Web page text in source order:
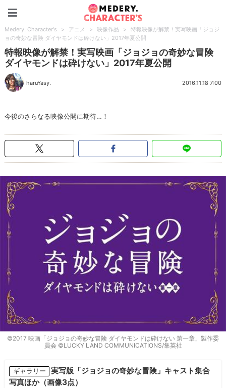
Medery. Character's > アニメ > 映像作品 >
特報映像が解禁！実写映画「ジョジ
ョの奇妙な冒険 ダイヤモンドは砕けない」2017年夏公開
特報映像が解禁！実写映画「ジョジョの奇妙な冒険
ダイヤモンドは砕けない」2017年夏公開
haruYasy. 2016.11.18 7:00
今後のさらなる映像公開に期待…！
©2017 映画「ジョジョの奇妙な冒険 ダイヤモンドは砕けない 第一章」製作委
員会 ©LUCKY LAND COMMUNICATIONS/集英社
ギャラリー
実写版「ジョジョの奇妙な冒険」キャスト集合
写真ほか（画像3点）